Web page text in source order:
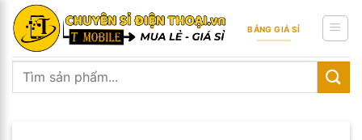
Skip
content
BẢNG GIÁ SỈ
Tìm